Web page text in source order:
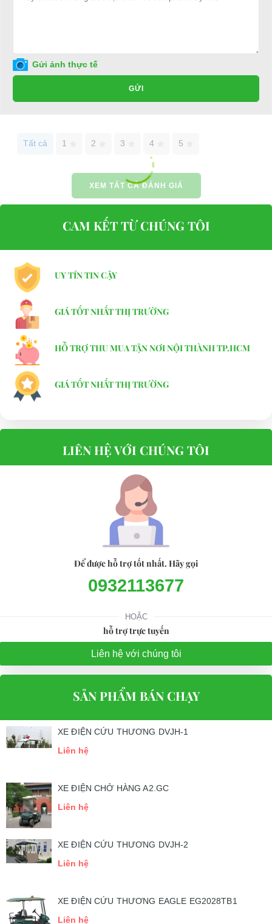
E-mail: phuhuynhkd@gmail.com
Gửi ảnh thực tế
GỬI
Tất cả 1 2 3 4 5
XEM TẤT CẢ ĐÁNH GIÁ
CAM KẾT TỪ CHÚNG TÔI
UY TÍN TIN CẬY
GIÁ TỐT NHẤT THỊ TRƯỜNG
HỖ TRỢ THU MUA TẬN NƠI NỘI THÀNH TP.HCM
GIÁ TỐT NHẤT THỊ TRƯỜNG
LIÊN HỆ VỚI CHÚNG TÔI
Để được hỗ trợ tốt nhất. Hãy gọi
0932113677
HOẶC
hỗ trợ trực tuyến
Liên hệ với chúng tôi
SẢN PHẨM BÁN CHẠY
XE ĐIỆN CỨU THƯƠNG DVJH-1
Liên hệ
XE ĐIỆN CHỞ HÀNG A2.GC
Liên hệ
XE ĐIỆN CỨU THƯƠNG DVJH-2
Liên hệ
XE ĐIỆN CỨU THƯƠNG EAGLE EG2028TB1
Liên hệ